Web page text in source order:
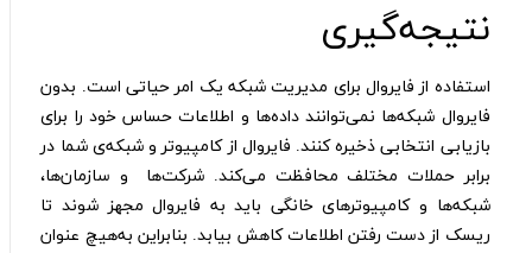
نتیجه‌گیری
استفاده از فایروال برای مدیریت شبکه یک امر حیاتی است. بدون
فایروال شبکه‌ها نمی‌توانند داده‌ها و اطلاعات حساس خود را برای
بازیابی انتخابی ذخیره کنند. فایروال از کامپیوتر و شبکه‌ی شما در
برابر حملات مختلف محافظت می‌کند. شرکت‌ها و سازمان‌ها،
شبکه‌ها و کامپیوترهای خانگی باید به فایروال مجهز شوند تا
ریسک از دست رفتن اطلاعات کاهش بیابد. بنابراین به‌هیچ عنوان